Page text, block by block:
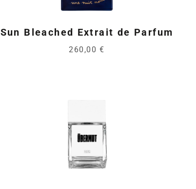
Sun Bleached Extrait de Parfum
260,00 €